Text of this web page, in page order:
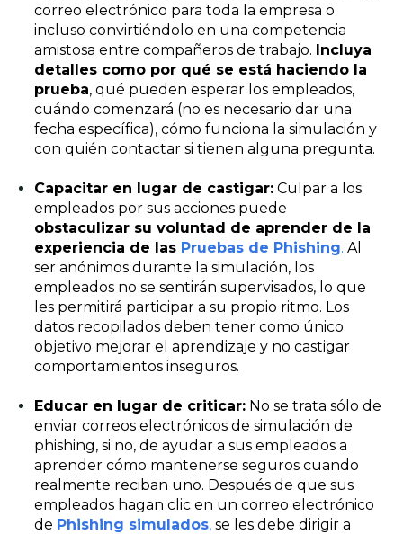
correo electrónico para toda la empresa o
incluso convirtiéndolo en una competencia
amistosa entre compañeros de trabajo. Incluya
detalles como por qué se está haciendo la
prueba, qué pueden esperar los empleados,
cuándo comenzará (no es necesario dar una
fecha específica), cómo funciona la simulación y
con quién contactar si tienen alguna pregunta.
Capacitar en lugar de castigar:Culpar a los
empleados por sus acciones puede
obstaculizar su voluntad de aprender de la
experiencia de las Pruebas de Phishing. Al
ser anónimos durante la simulación, los
empleados no se sentirán supervisados, lo que
les permitirá participar a su propio ritmo. Los
datos recopilados deben tener como único
objetivo mejorar el aprendizaje y no castigar
comportamientos inseguros.
Educar en lugar de criticar:No se trata sólo de
enviar correos electrónicos de simulación de
phishing, si no, de ayudar a sus empleados a
aprender cómo mantenerse seguros cuando
realmente reciban uno. Después de que sus
empleados hagan clic en un correo electrónico
de Phishing simulados, se les debe dirigir a